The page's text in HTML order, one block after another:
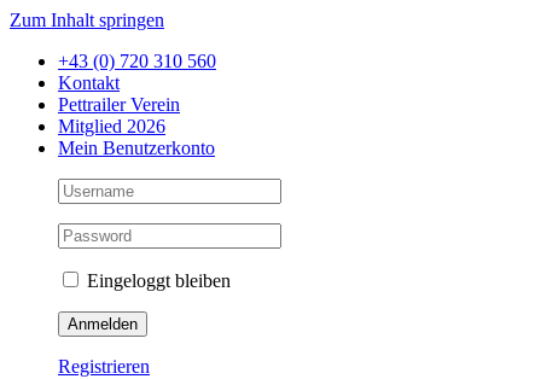
Zum Inhalt springen
+43 (0) 720 310 560
Kontakt
Pettrailer Verein
Mitglied 2026
Mein Benutzerkonto
Eingeloggt bleiben
Registrieren